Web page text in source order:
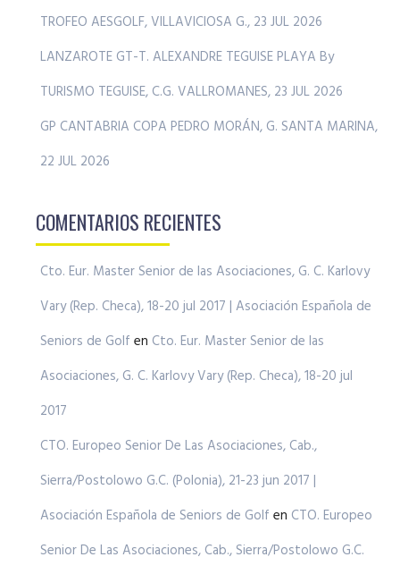
TROFEO AESGOLF, VILLAVICIOSA G., 23 JUL 2026
LANZAROTE GT-T. ALEXANDRE TEGUISE PLAYA By
TURISMO TEGUISE, C.G. VALLROMANES, 23 JUL 2026
GP CANTABRIA COPA PEDRO MORÁN, G. SANTA MARINA,
22 JUL 2026
COMENTARIOS RECIENTES
Cto. Eur. Master Senior de las Asociaciones, G. C. Karlovy
Vary (Rep. Checa), 18-20 jul 2017 | Asociación Española de
Seniors de Golf en Cto. Eur. Master Senior de las
Asociaciones, G. C. Karlovy Vary (Rep. Checa), 18-20 jul
2017
CTO. Europeo Senior De Las Asociaciones, Cab.,
Sierra/Postolowo G.C. (Polonia), 21-23 jun 2017 |
Asociación Española de Seniors de Golf en CTO. Europeo
Senior De Las Asociaciones, Cab., Sierra/Postolowo G.C.